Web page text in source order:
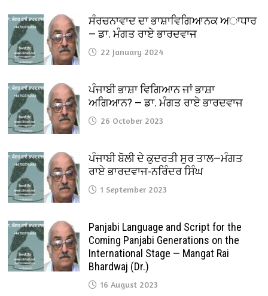
ਸੰਰਚਨਾਵਾਦ ਦਾ ਭਾਸ਼ਾਵਿਗਿਆਨਕ ਅਾਧਾਰ
— ਡਾ. ਮੰਗਤ ਰਾਏ ਭਾਰਦਵਾਜ
22 January 2024
ਪੰਜਾਬੀ ਭਾਸ਼ਾ ਵਿਗਿਆਨ ਜਾਂ ਭਾਸ਼ਾ
ਅਗਿਆਨ? — ਡਾ. ਮੰਗਤ ਰਾਏ ਭਾਰਦਵਾਜ
26 October 2023
ਪੰਜਾਬੀ ਬੋਲੀ ਦੇ ਕੁਦਰਤੀ ਸੁਰ ਤਾਲ—ਮੰਗਤ
ਰਾਏ ਭਾਰਦਵਾਜ-ਨਰਿੰਦਰ ਸਿੰਘ
1 September 2023
Panjabi Language and Script for the
Coming Panjabi Generations on the
International Stage — Mangat Rai
Bhardwaj (Dr.)
16 August 2023